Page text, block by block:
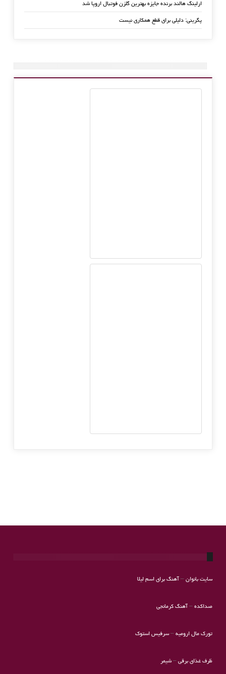
ارلینگ هالند برنده جایزه بهترین گلزن فوتبال اروپا شد
پگرینی: دلیلی برای قطع همکاری نیست
سایت بانوان– آهنگ برای اسم لیلا
صداکده– آهنگ کرمانجی
تورک مال ارومیه–سرفیس استوک
ظرف غذای برقی– شیمر